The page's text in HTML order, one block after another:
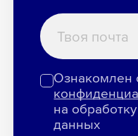
Ознакомлен
на
данных